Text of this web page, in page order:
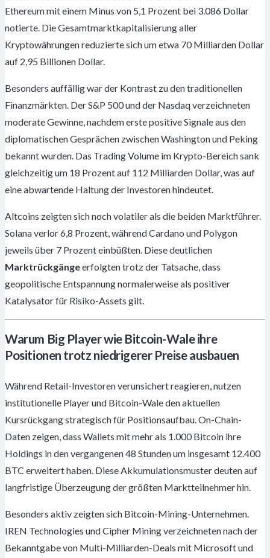
Ethereum mit einem Minus von 5,1 Prozent bei 3.086 Dollar
notierte. Die Gesamtmarktkapitalisierung aller
Kryptowährungen reduzierte sich um etwa 70 Milliarden Dollar
auf 2,95 Billionen Dollar.
Besonders auffällig war der Kontrast zu den traditionellen
Finanzmärkten. Der S&P 500 und der Nasdaq verzeichneten
moderate Gewinne, nachdem erste positive Signale aus den
diplomatischen Gesprächen zwischen Washington und Peking
bekannt wurden. Das Trading Volume im Krypto-Bereich sank
gleichzeitig um 18 Prozent auf 112 Milliarden Dollar, was auf
eine abwartende Haltung der Investoren hindeutet.
Altcoins zeigten sich noch volatiler als die beiden Marktführer.
Solana verlor 6,8 Prozent, während Cardano und Polygon
jeweils über 7 Prozent einbüßten. Diese deutlichen
Marktrückgängeerfolgten trotz der Tatsache, dass
geopolitische Entspannung normalerweise als positiver
Katalysator für Risiko-Assets gilt.
Warum Big Player wie Bitcoin-Wale ihre
Positionen trotz niedrigerer Preise ausbauen
Während Retail-Investoren verunsichert reagieren, nutzen
institutionelle Player und Bitcoin-Wale den aktuellen
Kursrückgang strategisch für Positionsaufbau. On-Chain-
Daten zeigen, dass Wallets mit mehr als 1.000 Bitcoin ihre
Holdings in den vergangenen 48 Stunden um insgesamt 12.400
BTC erweitert haben. Diese Akkumulationsmuster deuten auf
langfristige Überzeugung der größten Marktteilnehmer hin.
Besonders aktiv zeigten sich Bitcoin-Mining-Unternehmen.
IREN Technologies und Cipher Mining verzeichneten nach der
Bekanntgabe von Multi-Milliarden-Deals mit Microsoft und